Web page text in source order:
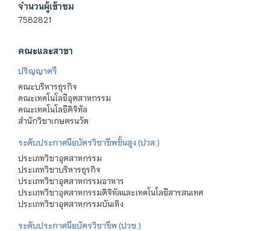
จำนวนผู้เข้าชม
7582821
คณะและสาขา
ปริญญาตรี
คณะบริหารธุรกิจ
คณะเทคโนโลยีอุตสาหกรรม
คณะเทคโนโลยีดิจิทัล
สำนักวิชาเกษตรนวัต
ระดับประกาศนียบัตรวิชาชีพชั้นสูง (ปวส.)
ประเภทวิชาอุตสาหกรรม
ประเภทวิชาบริหารธุรกิจ
ประเภทวิชาอุตสาหกรรมอาหาร
ประเภทวิชาอุตสาหกรรมดิจิทัลและเทคโนโลยีสารสนเทศ
ประเภทวิชาอุตสาหกรรมบันเทิง
ระดับประกาศนียบัตรวิชาชีพ (ปวช.)